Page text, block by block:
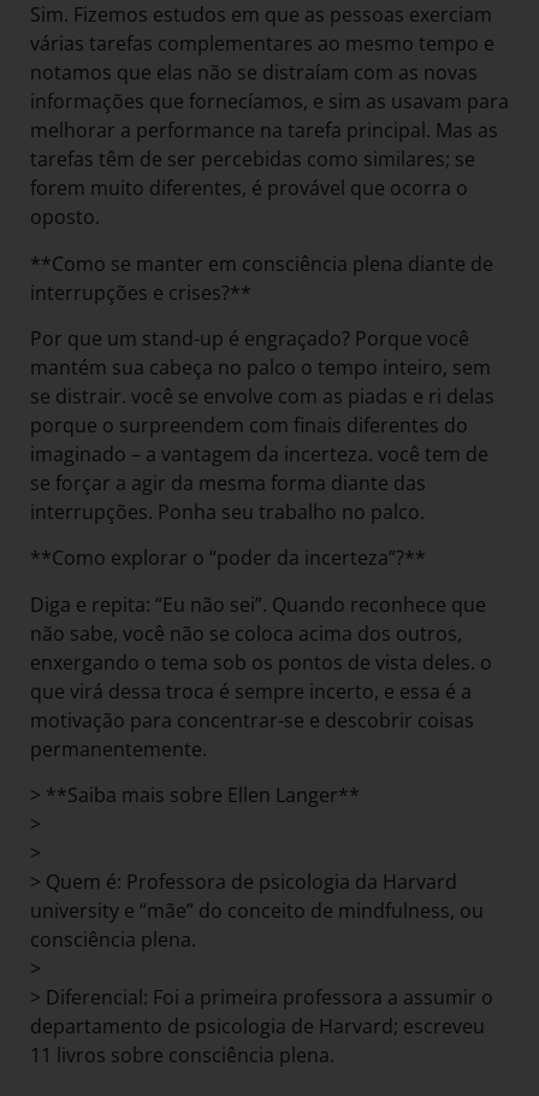
Sim. Fizemos estudos em que as pessoas exerciam
várias tarefas complementares ao mesmo tempo e
notamos que elas não se distraíam com as novas
informações que fornecíamos, e sim as usavam para
melhorar a performance na tarefa principal. Mas as
tarefas têm de ser percebidas como similares; se
forem muito diferentes, é provável que ocorra o
oposto.
**Como se manter em consciência plena diante de
interrupções e crises?**
Por que um stand-up é engraçado? Porque você
mantém sua cabeça no palco o tempo inteiro, sem
se distrair. você se envolve com as piadas e ri delas
porque o surpreendem com finais diferentes do
imaginado – a vantagem da incerteza. você tem de
se forçar a agir da mesma forma diante das
interrupções. Ponha seu trabalho no palco.
**Como explorar o “poder da incerteza”?**
Diga e repita: “Eu não sei”. Quando reconhece que
não sabe, você não se coloca acima dos outros,
enxergando o tema sob os pontos de vista deles. o
que virá dessa troca é sempre incerto, e essa é a
motivação para concentrar-se e descobrir coisas
permanentemente.
> **Saiba mais sobre Ellen Langer**
>
>
> Quem é: Professora de psicologia da Harvard
university e “mãe” do conceito de mindfulness, ou
consciência plena.
>
> Diferencial: Foi a primeira professora a assumir o
departamento de psicologia de Harvard; escreveu
11 livros sobre consciência plena.